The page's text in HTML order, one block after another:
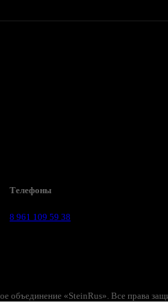
Телефоны
8 961 109 59 38
объединение «SteinRus». Все права